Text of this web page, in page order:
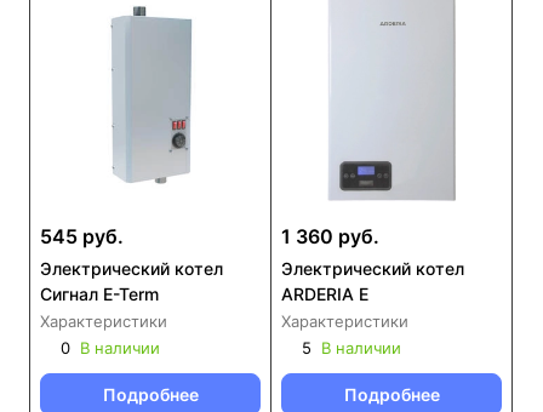
545 руб.
Электрический котел
Сигнал E-Term
Характеристики
0 В наличии
Подробнее
1 360 руб.
Электрический котел
ARDERIA E
Характеристики
5
В наличии
Подробнее